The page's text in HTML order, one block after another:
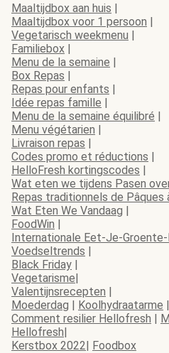
Maaltijdbox aan huis |
Maaltijdbox voor 1 persoon |
Vegetarisch weekmenu |
Familiebox |
Menu de la semaine |
Box Repas |
Repas pour enfants |
Idée repas famille |
Menu de la semaine équilibré |
Menu végétarien |
Livraison repas |
Codes promo et réductions |
HelloFresh kortingscodes |
Wat eten we tijdens Pasen
Repas traditionnels de Pâques
Wat Eten We Vandaag |
FoodWin |
Internationale Eet-Je-Groente-
Voedseltrends |
Black Friday |
Vegetarisme|
Valentijnsrecepten |
Moederdag | Koolhydraatarme |
Comment resilier Hellofresh |
Hellofresh|
Kerstbox 2022| Foodbox